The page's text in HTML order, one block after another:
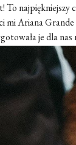
najpiękniejszy
mi Ariana
je dla